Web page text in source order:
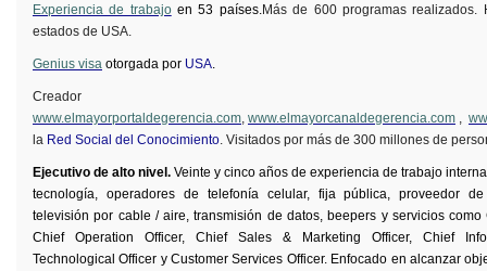
Experiencia de trabajoen 53 países. Más de 600 programas realizados.
estados de USA.
Genius visa otorgada por USA
Creador
www.elmayorportaldegerencia.com www.elmayorcanaldegerencia.com
la Red Social del Conocimiento . Visitados por más de 300 millones de
Ejecutivo de alto nivel. Veinte y cinco años de experiencia de trabajo
tecnología, operadores de telefonía celular, fija pública, proveedor
televisión por cable / aire, transmisión de datos, beepers y servicios como
Chief
Operation Officer, ChiefSales & Marketing Officer, Chief
Technological Officer yCustomer Services Officer. Enfocado en alcanzar